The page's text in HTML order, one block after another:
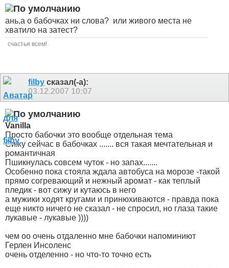
ань,а о бабочках ни слова? или живого места не
хватило на затест?
счастья всем!
filby сказал(-а):
03.12.2007 10:07
Vanilla
Просто бабочки это вообще отдельная тема
Сижу сейчас в бабочках ....... вся такая мечтательная и
романтичная
Пшикнулась совсем чуток - но запах.......
Особенно пока стояла ждала автобуса на морозе -такой
прямо согревающий и нежный аромат - как теплый
пледик - вот сижу и кутаюсь в него
а мужики ходят кругами и принюхиваются - правда пока
еще никто ничего не сказал - не спросил, но глаза такие
лукавые - лукавые ))))
чем оо очень отдаленно мне бабочки напоминиют
Герлен Инсоленс
очень отделенно - но что-то точно есть